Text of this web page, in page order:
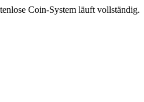
Coin-System läuft vollständig.